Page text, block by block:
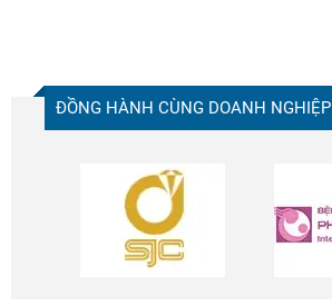
ĐỒNG HÀNH CÙNG DOANH NGHIỆP